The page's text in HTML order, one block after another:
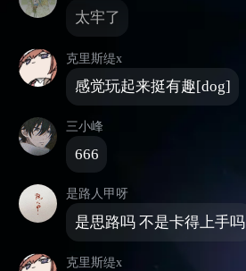
太牢了
克里斯缇x
感觉玩起来挺有趣[dog]
三小峰
666
是路人甲呀
是思路吗 不是卡得上手吗
克里斯缇x